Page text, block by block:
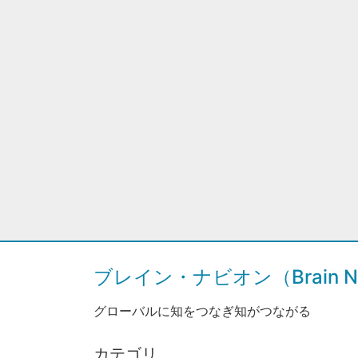
ブレイン・ナビオン（Brain
グローバルに知をつなぎ知がつながる
カテゴリ